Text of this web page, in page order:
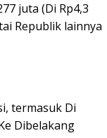
juta (Di Rp4,3
Republik lainnya
termasuk Di
Dibelakang